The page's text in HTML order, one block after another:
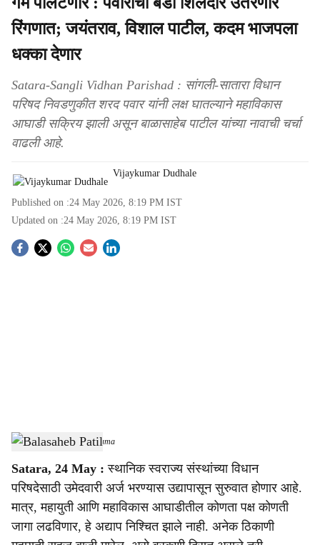
रिंगणात; जयंतराव, विशाल पाटील, कदम भाजपला
धक्का देणार
Satara-Sangli Vidhan Parishad : सांगली-सातारा विधान
परिषद निवडणुकीत शरद पवार यांनी लक्ष घातल्याने महाविकास
आघाडी सक्रिय झाली असून बाळासाहेब पाटील यांच्या नावाची चर्चा
वाढली आहे.
Vijaykumar Dudhale
Published on :24 May 2026, 8:19 PM IST
Updated on :24 May 2026, 8:19 PM IST
S
a
r
e
Balasaheb Patil-Sarkarnama
Satara, 24 May : स्थानिक स्वराज्य संस्थांच्या विधान
परिषदेसाठी उमेदवारी अर्ज भरण्यास उद्यापासून सुरुवात होणार आहे.
मात्र, महायुती आणि महाविकास आघाडीतील कोणता पक्ष कोणती
जागा लढविणार, हे अद्याप निश्चित झाले नाही. अनेक ठिकाणी